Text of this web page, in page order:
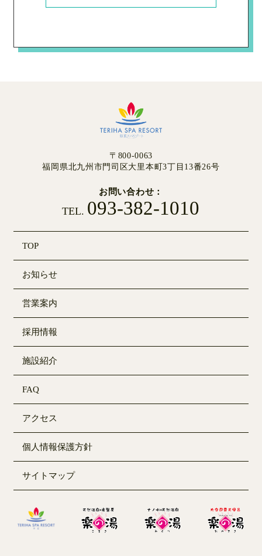
〒800-0063
福岡県北九州市門司区大里本町3丁目13番26号
お問い合わせ
TEL. 093-382-1010
TOP
お知らせ
営業案内
採用情報
施設紹介
FAQ
アクセス
個人情報保護方針
サイトマップ